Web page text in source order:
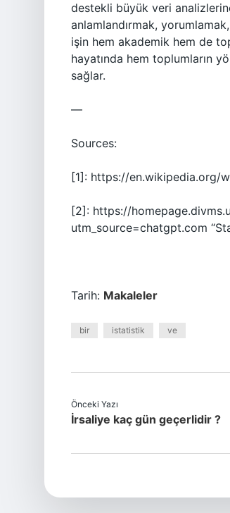
destekli büyük veri
anlamlandırmak,
işin hem akademik hem de
hayatında hem toplumların
sağlar.
—
Sources:
[1]: https://en.wikipedia.org/
[2]: https://
utm_source=chatgpt.com
Tarih: Makaleler
bir istatistik ve
Önceki Yazı
İrsaliye kaç gün geçerlidir ?